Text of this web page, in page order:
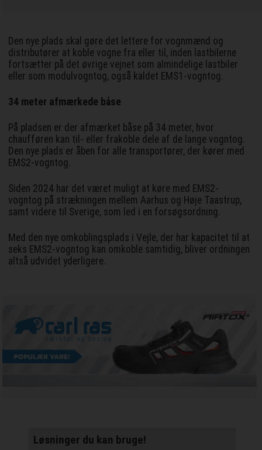
Den nye plads skal gøre det lettere for vognmænd og
distributører at koble vogne fra eller til, inden lastbilerne
fortsætter på det øvrige vejnet som almindelige lastbiler
eller som modulvogntog, også kaldet EMS1-vogntog.
34 meter afmærkede båse
På pladsen er der afmærket båse på 34 meter, hvor
chaufføren kan til- eller frakoble dele af de lange vogntog.
Den nye plads er åben for alle transportører, der kører med
EMS2-vogntog.
Siden 2024 har det været muligt at køre med EMS2-
vogntog på strækningen mellem Aarhus og Høje Taastrup,
samt videre til Sverige, som led i en forsøgsordning.
Med den nye omkoblingsplads i Vejle, der har kapacitet til at
seks EMS2-vogntog kan omkoble samtidig, bliver ordningen
altså udvidet yderligere.
Løsninger du kan bruge!